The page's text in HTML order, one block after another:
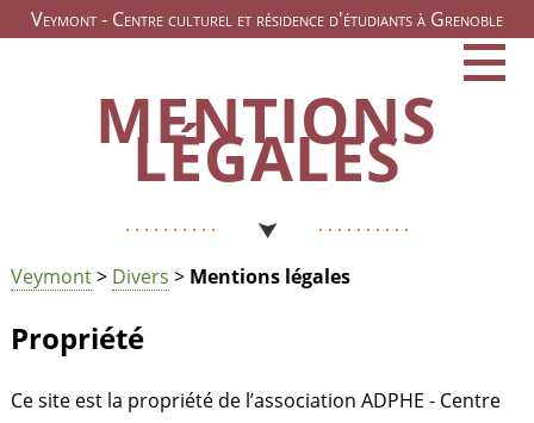
Veymont - Centre culturel et résidence d'étudiants à Grenoble
MENTIONS
LÉGALES
Veymont> Divers > Mentions légales
Propriété
Ce site est la propriété de l’association ADPHE - Centre